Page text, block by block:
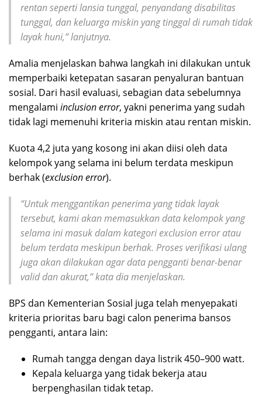
rentan seperti lansia tunggal, penyandang disabilitas
tunggal, dan keluarga miskin yang tinggal di rumah tidak
layak huni,” lanjutnya.
Amalia menjelaskan bahwa langkah ini dilakukan untuk
memperbaiki ketepatan sasaran penyaluran bantuan
sosial. Dari hasil evaluasi, sebagian data sebelumnya
mengalami inclusion error, yakni penerima yang sudah
tidak lagi memenuhi kriteria miskin atau rentan miskin.
Kuota 4,2 juta yang kosong ini akan diisi oleh data
kelompok yang selama ini belum terdata meskipun
berhak (exclusion error).
“Untuk menggantikan penerima yang tidak layak
tersebut, kami akan memasukkan data kelompok yang
selama ini masuk dalam kategoriexclusion erroratau
belum terdata meskipun berhak. Proses verifikasi ulang
juga akan dilakukan agar data pengganti benar-benar
valid dan akurat,” kata dia menjelaskan.
BPS dan Kementerian Sosial juga telah menyepakati
kriteria prioritas baru bagi calon penerima bansos
pengganti, antara lain:
Rumah tangga dengan daya listrik 450–900 watt.
Kepala keluarga yang tidak bekerja atau
berpenghasilan tidak tetap.